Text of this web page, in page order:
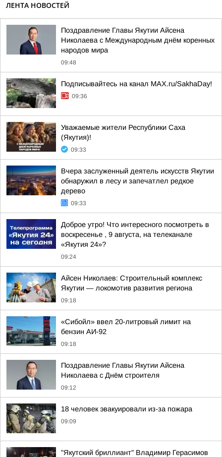
ЛЕНТА НОВОСТЕЙ
Поздравление Главы Якутии Айсена
Николаева с Международным днём коренных
народов мира
09:48
Подписывайтесь на канал MAX.ru/SakhaDay!
09:36
Уважаемые жители Республики Саха
(Якутия)!
09:33
Вчера заслуженный деятель искусств Якутии
обнаружил в лесу и запечатлел редкое
дерево
09:33
Доброе утро! Что интересного посмотреть в
воскресенье , 9 августа, на телеканале
«Якутия 24»?
09:24
Айсен Николаев: Строительный комплекс
Якутии — локомотив развития региона
09:18
«Сибойл» ввел 20-литровый лимит на
бензин АИ-92
09:18
Поздравление Главы Якутии Айсена
Николаева с Днём строителя
09:12
18 человек эвакуировали из-за пожара
09:09
"Якутский бриллиант" Владимир Герасимов